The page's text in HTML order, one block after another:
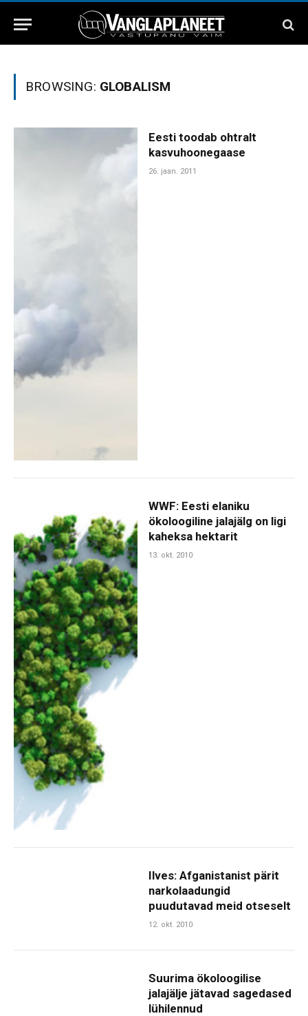
BROWSING: GLOBALISM
Eesti toodab ohtralt
kasvuhoonegaase
26. jaan. 2011
WWF: Eesti elaniku
ökoloogiline jalajälg on ligi
kaheksa hektarit
13. okt. 2010
Ilves: Afganistanist pärit
narkolaadungid
puudutavad meid otseselt
12. okt. 2010
Suurima ökoloogilise
jalajälje jätavad sagedased
lühilennud